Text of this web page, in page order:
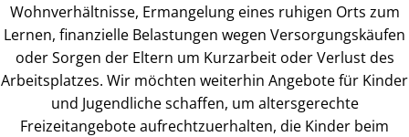
Wohnverhältnisse, Ermangelung eines ruhigen Orts zum
Lernen, finanzielle Belastungen wegen Versorgungskäufen
oder Sorgen der Eltern um Kurzarbeit oder Verlust des
Arbeitsplatzes. Wir möchten weiterhin Angebote für Kinder
und Jugendliche schaffen, um altersgerechte
Freizeitangebote aufrechtzuerhalten, die Kinder beim